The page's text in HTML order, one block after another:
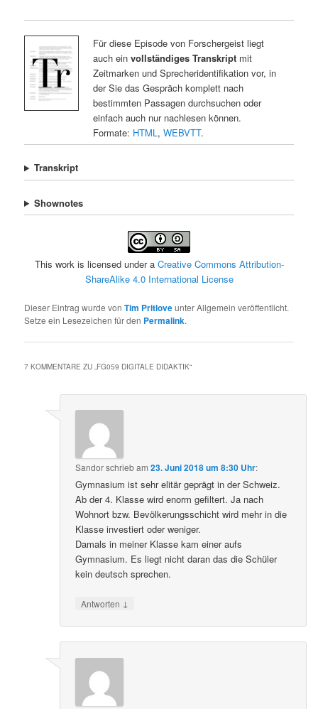
Für diese Episode von Forschergeist liegt
auch ein vollständiges Transkriptmit
Zeitmarken und Sprecheridentifikation vor, in
der Sie das Gespräch komplett nach
bestimmten Passagen durchsuchen oder
einfach auch nur nachlesen können.
Formate: HTML , WEBVTT.
Transkript
Shownotes
This work is licensed under a Creative Commons Attribution-
ShareAlike 4.0 International License
Dieser Eintrag wurde vonTim Pritloveunter Allgemein veröffentlicht.
Setze ein Lesezeichen für den Permalink.
7 KOMMENTARE ZU „FG059 DIGITALE DIDAKTIK“
Sandorschriebam23. Juni 2018 um 8:30 Uhr:
Gymnasium ist sehr elitär geprägt in der Schweiz.
Ab der 4. Klasse wird enorm gefiltert. Ja nach
Wohnort bzw. Bevölkerungsschicht wird mehr in die
Klasse investiert oder weniger.
Damals in meiner Klasse kam einer aufs
Gymnasium. Es liegt nicht daran das die Schüler
kein deutsch sprechen.
Antworten ↓